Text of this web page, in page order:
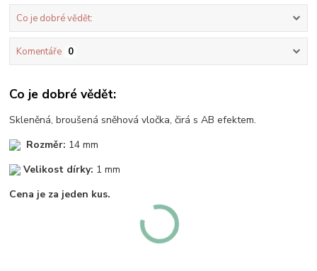
Co je dobré vědět:
Komentáře 0
Co je dobré vědět:
Skleněná, broušená sněhová vločka, čirá s AB efektem.
Rozměr: 14 mm
Velikost dírky: 1 mm
Cena je za jeden kus.